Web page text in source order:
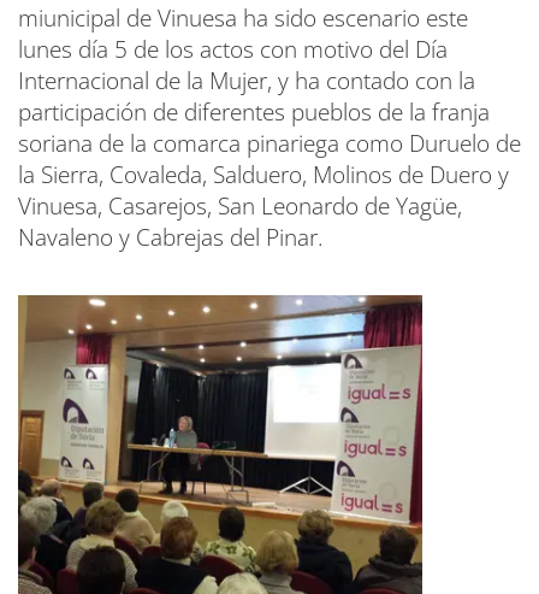
miunicipal de Vinuesa ha sido escenario este
lunes día 5 de los actos con motivo del Día
Internacional de la Mujer, y ha contado con la
participación de diferentes pueblos de la franja
soriana de la comarca pinariega como Duruelo de
la Sierra, Covaleda, Salduero, Molinos de Duero y
Vinuesa, Casarejos, San Leonardo de Yagüe,
Navaleno y Cabrejas del Pinar.